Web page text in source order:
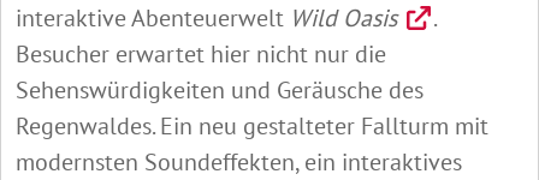
interaktive Abenteuerwelt Wild Oasis
.
Besucher erwartet hier nicht nur die
Sehenswürdigkeiten und Geräusche des
Regenwaldes. Ein neu gestalteter Fallturm mit
modernsten Soundeffekten, ein interaktives